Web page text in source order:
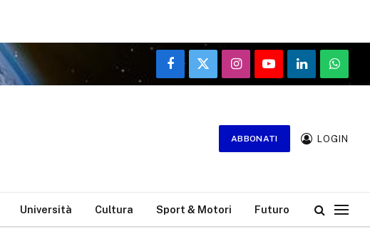
Facebook
X
(Twitter)
InstagramYouTubeLinkedIn
ABBONATI LOGIN
Università Cultura Sport & Motori Futuro